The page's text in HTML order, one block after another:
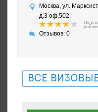
Москва, ул.
д.3 оф.502
Отзывов: 0
ВСЕ